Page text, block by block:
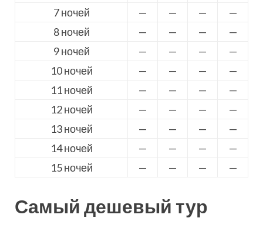
7 ночей
— — —
—
8 ночей
— — —
—
9 ночей
— — —
—
10 ночей
— — —
—
11 ночей
— — —
—
12 ночей
— — —
—
13 ночей
— — —
—
14 ночей
— — —
—
15 ночей
— — — —
Самый дешевый тур